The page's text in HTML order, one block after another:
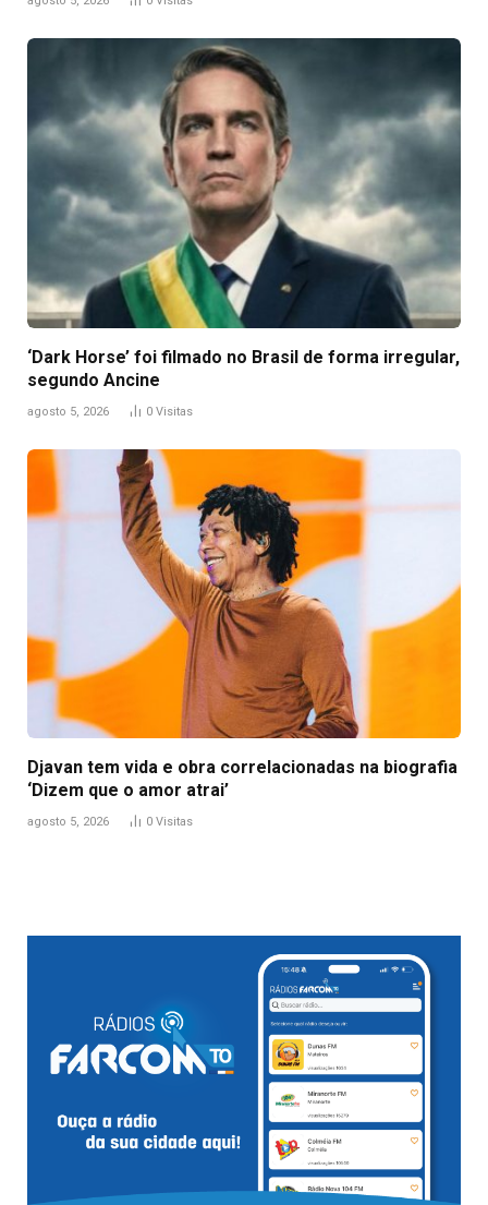
‘Dark Horse’ foi filmado no Brasil de forma irregular,
segundo Ancine
agosto 5, 2026 0 Visitas
Djavan tem vida e obra correlacionadas na biografia
‘Dizem que o amor atrai’
agosto 5, 2026 0 Visitas